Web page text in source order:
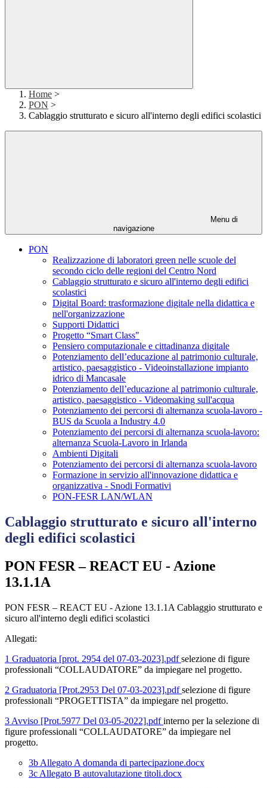
Home >
PON >
Cablaggio strutturato e sicuro all'interno degli edifici scolastici
Menu di
navigazione
PON
Realizzazione di laboratori green nelle scuole del
secondo ciclo delle regioni del Centro Nord
Cablaggio strutturato e sicuro all'interno degli edifici
scolastici
Digital Board: trasformazione digitale nella didattica e
nell'organizzazione
Supporti Didattici
Progetto “Smart Class"
Pensiero computazionale e cittadinanza digitale
Potenziamento dell’educazione al patrimonio culturale,
artistico, paesaggistico - Videoinstallazione impianto
idrico di Mancasale
Potenziamento dell’educazione al patrimonio culturale,
artistico, paesaggistico - Videomaking sull'acqua
Potenziamento dei percorsi di alternanza scuola-lavoro -
BUS da Scuola a Industry 4.0
Potenziamento dei percorsi di alternanza scuola-lavoro:
alternanza Scuola-Lavoro in Irlanda
Ambienti Digitali
Potenziamento dei percorsi di alternanza scuola-lavoro
Formazione in servizio all'innovazione didattica e
organizzativa - Snodi Formativi
PON-FESR LAN/WLAN
Cablaggio strutturato e sicuro all'interno
degli edifici scolastici
PON FESR – REACT EU - Azione
13.1.1A
PON FESR – REACT EU - Azione 13.1.1A Cablaggio strutturato e
sicuro all'interno degli edifici scolastici
Allegati:
1 Graduatoria [prot. 2954 del 07-03-2023].pdfselezione di figure
professionali “COLLAUDATORE” da impiegare nel progetto.
2 Graduatoria [Prot.2953 Del 07-03-2023].pdfselezione di figure
professionali “PROGETTISTA” da impiegare nel progetto.
3 Avviso [Prot.5977 Del 03-05-2022].pdfinterno per la selezione di
figure professionali “COLLAUDATORE” da impiegare nel
progetto.
3b Allegato A domanda di partecipazione.docx
3c Allegato B autovalutazione titoli.docx